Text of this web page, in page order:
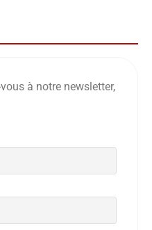
à notre newsletter,